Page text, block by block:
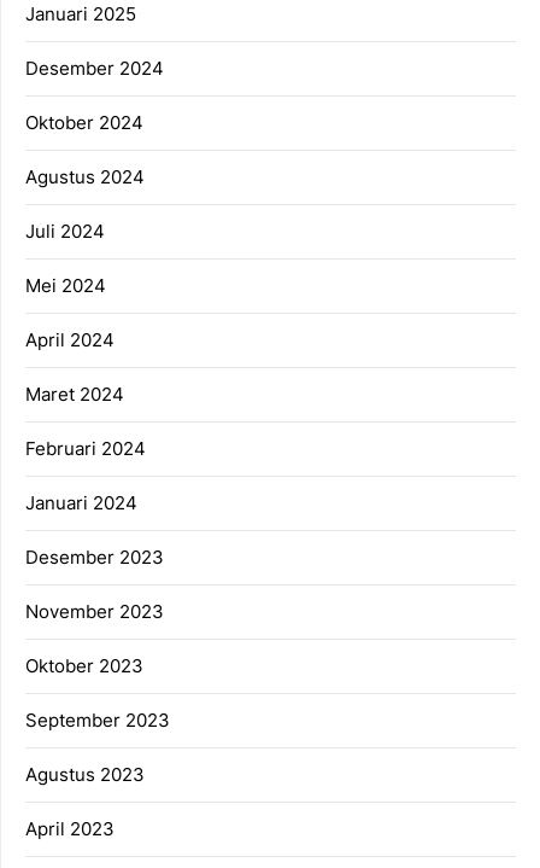
Januari 2025
Desember 2024
Oktober 2024
Agustus 2024
Juli 2024
Mei 2024
April 2024
Maret 2024
Februari 2024
Januari 2024
Desember 2023
November 2023
Oktober 2023
September 2023
Agustus 2023
April 2023